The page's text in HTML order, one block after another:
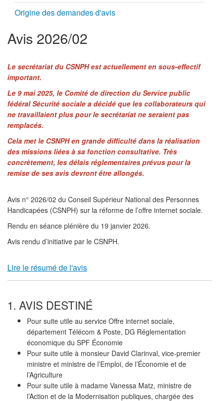
Origine des demandes d'avis
Avis 2026/02
Le secrétariat du CSNPH est actuellement en sous-effectif
important.
Le 9 mai 2025, le Comité de direction du Service public
fédéral Sécurité sociale a décidé que les collaborateurs qui
ne travaillaient plus pour le secrétariat ne seraient pas
remplacés.
Cela met le CSNPH en grande difficulté dans la réalisation
des missions liées à sa fonction consultative. Très
concrètement, les délais réglementaires prévus pour la
remise de ses avis devront être allongés.
Avis n° 2026/02 du Conseil Supérieur National des Personnes
Handicapées (CSNPH) sur la réforme de l’offre internet sociale.
Rendu en séance plénière du 19 janvier 2026.
Avis rendu d’initiative par le CSNPH.
Lire le résumé de l'avis
1. AVIS DESTINÉ
Pour suite utile au service Offre internet sociale,
département Télécom & Poste, DG Réglementation
économique du SPF Économie
Pour suite utile à monsieur David Clarinval, vice-premier
ministre et ministre de l’Emploi, de l’Économie et de
l’Agriculture
Pour suite utile à madame Vanessa Matz, ministre de
l’Action et de la Modernisation publiques, chargée des